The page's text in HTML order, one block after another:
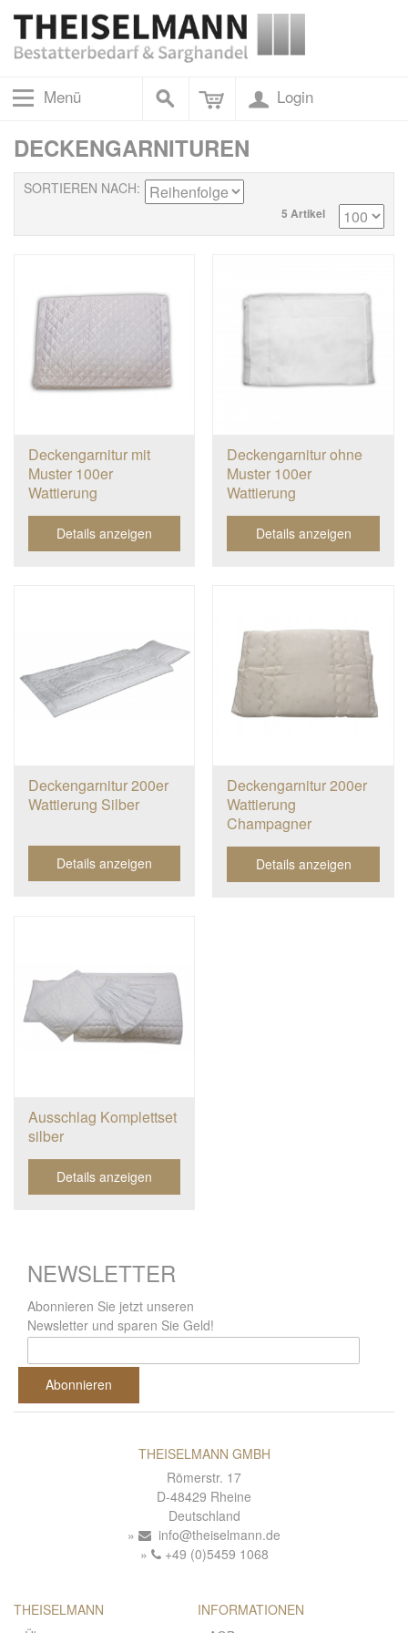
Menü Login
DECKENGARNITUREN
SORTIEREN NACH
5 Artikel
Deckengarnitur mit
Muster 100er
Wattierung
Details anzeigen
Deckengarnitur ohne
Muster 100er
Wattierung
Details anzeigen
Deckengarnitur 200er
Wattierung Silber
Details anzeigen
Deckengarnitur 200er
Wattierung
Champagner
Details anzeigen
Ausschlag Komplettset
silber
Details anzeigen
NEWSLETTER
Abonnieren Sie jetzt unseren
Newsletter und sparen Sie Geld!
Abonnieren
THEISELMANN GMBH
Römerstr. 17
D-48429 Rheine
Deutschland
info@theiselmann.de
+49 (0)5459 1068
THEISELMANN
INFORMATIONEN